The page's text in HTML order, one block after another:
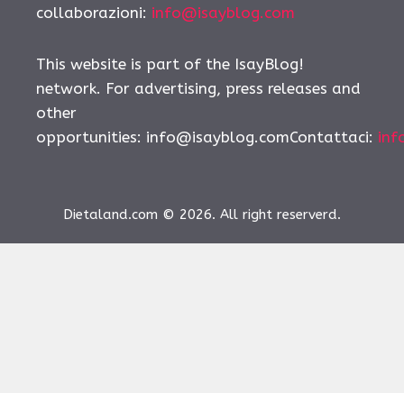
collaborazioni: info@isayblog.com
This website is part of the IsayBlog!
network. For advertising, press releases and
other
opportunities: info@isayblog.comContattaci:
Dietaland.com © 2026. All right reserverd.